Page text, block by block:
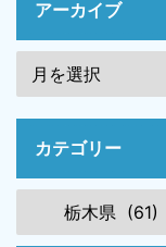
アーカイブ
カテゴリー